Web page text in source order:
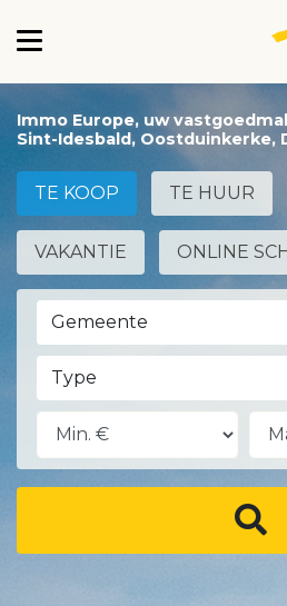
Immo Europe, uw
Sint-Idesbald, Oostduinkerke,
TE KOOP TE HUUR
VAKANTIE ONLINE
Gemeente
Type